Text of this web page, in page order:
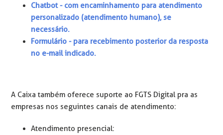
Chatbot - com encaminhamento para atendimento
personalizado (atendimento humano), se
necessário.
Formulário - para recebimento posterior da resposta
no e-mail indicado.
A Caixa também oferece suporte ao FGTS Digital pra as
empresas nos seguintes canais de atendimento:
Atendimento presencial: